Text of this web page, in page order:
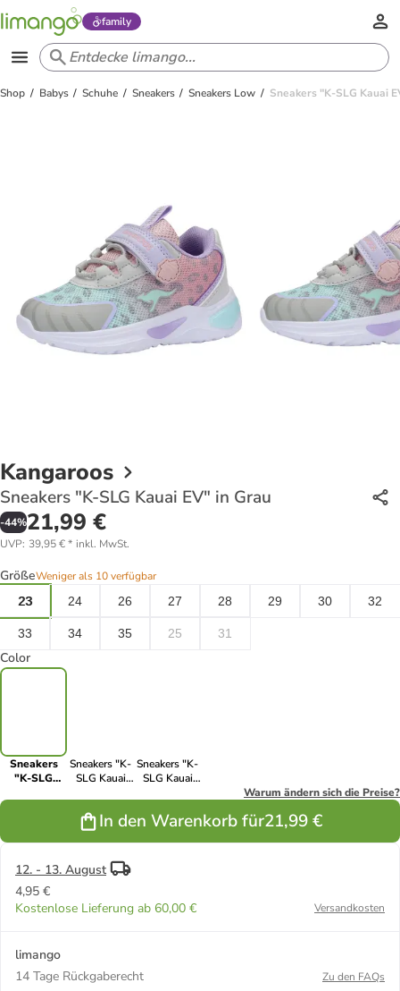
family
Shop Babys Schuhe Sneakers Sneakers Low Sneakers "K-SLG Kauai
Kangaroos
Sneakers "K-SLG Kauai EV" in Grau
-44%21,99 €
UVP: 39,95 €* inkl. MwSt.
GrößeWeniger als 10 verfügbar
23
24 26 27 28 29 30 32
33 34 35 25 31
Color
Sneakers
"K-SLG
Sneakers "K-
SLG Kauai
Sneakers "K-
SLG Kauai
Warum ändern sich die Preise?
In den Warenkorb für21,99 €
12. - 13. August
4,95 €
Kostenlose Lieferung ab 60,00 €
Versandkosten
limango
14 Tage Rückgaberecht
Zu den FAQs